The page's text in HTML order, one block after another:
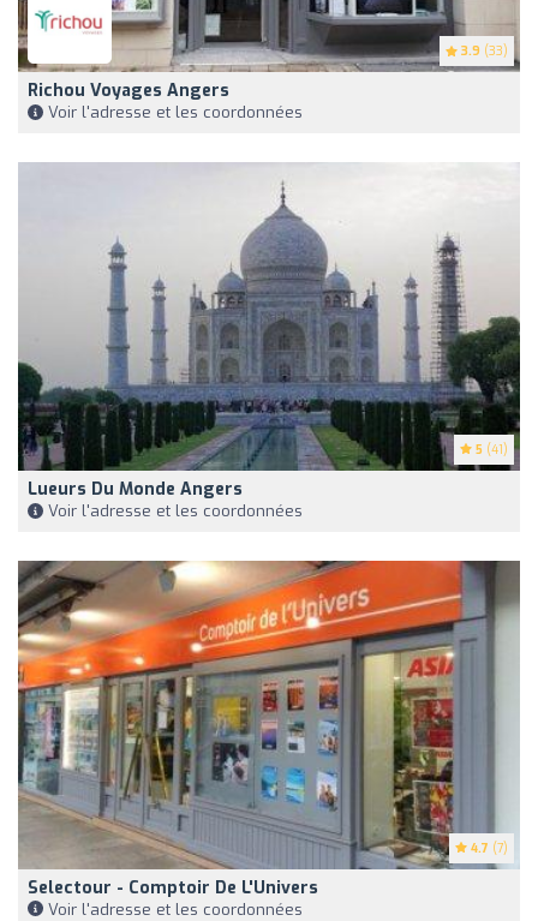
3.9 (33)
Richou Voyages Angers
Voir l'adresse et les coordonnées
5 (41)
Lueurs Du Monde Angers
Voir l'adresse et les coordonnées
4.7 (7)
Selectour - Comptoir De L'Univers
Voir l'adresse et les coordonnées